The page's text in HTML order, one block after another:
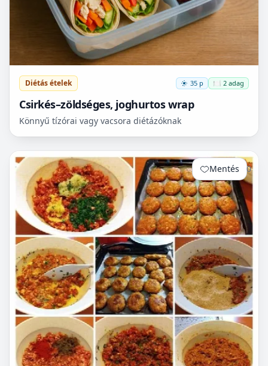
Diétás ételek 35 p 🍽️ 2 adag
Csirkés–zöldséges, joghurtos wrap
Könnyű tízórai vagy vacsora diétázóknak
Mentés 0